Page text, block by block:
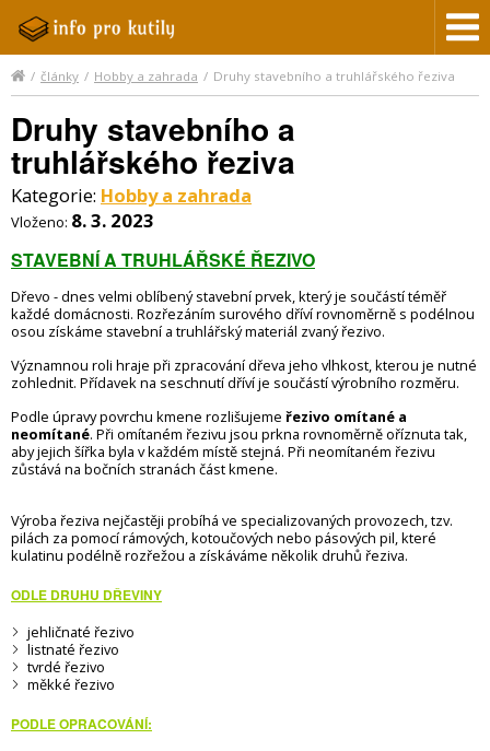
/ články / Hobby a zahrada / Druhy stavebního a truhlářského řeziva
Druhy stavebního a
truhlářského řeziva
Kategorie: Hobby a zahrada
Vloženo: 8. 3. 2023
STAVEBNÍ A TRUHLÁŘSKÉ ŘEZIVO
Dřevo - dnes velmi oblíbený stavební prvek, který je součástí téměř
každé domácnosti. Rozřezáním surového dříví rovnoměrně s podélnou
osou získáme stavební a truhlářský materiál zvaný řezivo.
Významnou roli hraje při zpracování dřeva jeho vlhkost, kterou je nutné
zohlednit. Přídavek na seschnutí dříví je součástí výrobního rozměru.
Podle úpravy povrchu kmene rozlišujeme řezivo omítané a
neomítané. Při omítaném řezivu jsou prkna rovnoměrně oříznuta tak,
aby jejich šířka byla v každém místě stejná. Při neomítaném řezivu
zůstává na bočních stranách část kmene.
Výroba řeziva nejčastěji probíhá ve specializovaných provozech, tzv.
pilách za pomocí rámových, kotoučových nebo pásových pil, které
kulatinu podélně rozřežou a získáváme několik druhů řeziva.
ODLE DRUHU DŘEVINY
jehličnaté řezivo
listnaté řezivo
tvrdé řezivo
měkké řezivo
PODLE OPRACOVÁNÍ: